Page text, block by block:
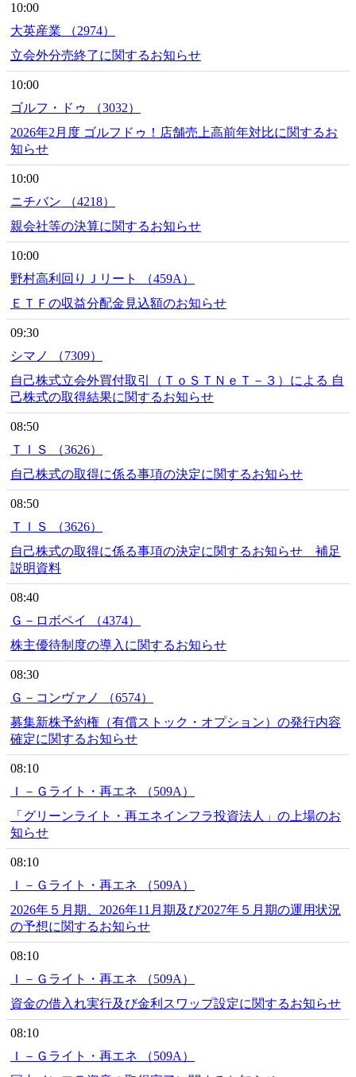
10:00
大英産業 （2974）
立会外分売終了に関するお知らせ
10:00
ゴルフ・ドゥ （3032）
2026年2月度 ゴルフドゥ！店舗売上高前年対比に関するお
知らせ
10:00
ニチバン （4218）
親会社等の決算に関するお知らせ
10:00
野村高利回りＪリート （459A）
ＥＴＦの収益分配金見込額のお知らせ
09:30
シマノ （7309）
自己株式立会外買付取引（ＴｏＳＴＮｅＴ－３）による 自
己株式の取得結果に関するお知らせ
08:50
ＴＩＳ （3626）
自己株式の取得に係る事項の決定に関するお知らせ
08:50
ＴＩＳ （3626）
自己株式の取得に係る事項の決定に関するお知らせ 補足
説明資料
08:40
Ｇ－ロボペイ （4374）
株主優待制度の導入に関するお知らせ
08:30
Ｇ－コンヴァノ （6574）
募集新株予約権（有償ストック・オプション）の発行内容
確定に関するお知らせ
08:10
Ｉ－Ｇライト・再エネ （509A）
「グリーンライト・再エネインフラ投資法人」の上場のお
知らせ
08:10
Ｉ－Ｇライト・再エネ （509A）
2026年５月期、2026年11月期及び2027年５月期の運用状況
の予想に関するお知らせ
08:10
Ｉ－Ｇライト・再エネ （509A）
資金の借入れ実行及び金利スワップ設定に関するお知らせ
08:10
Ｉ－Ｇライト・再エネ （509A）